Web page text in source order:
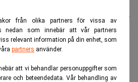
från olika partners för vissa av
nedan som innebär att vår partners
relevant information på din enhet, som
partners använder.
att vi behandlar personuppgifter som
och beteendedata. Vår behandling av
Publicerad: 09 aug. 2026
aluminiumförsörjning –